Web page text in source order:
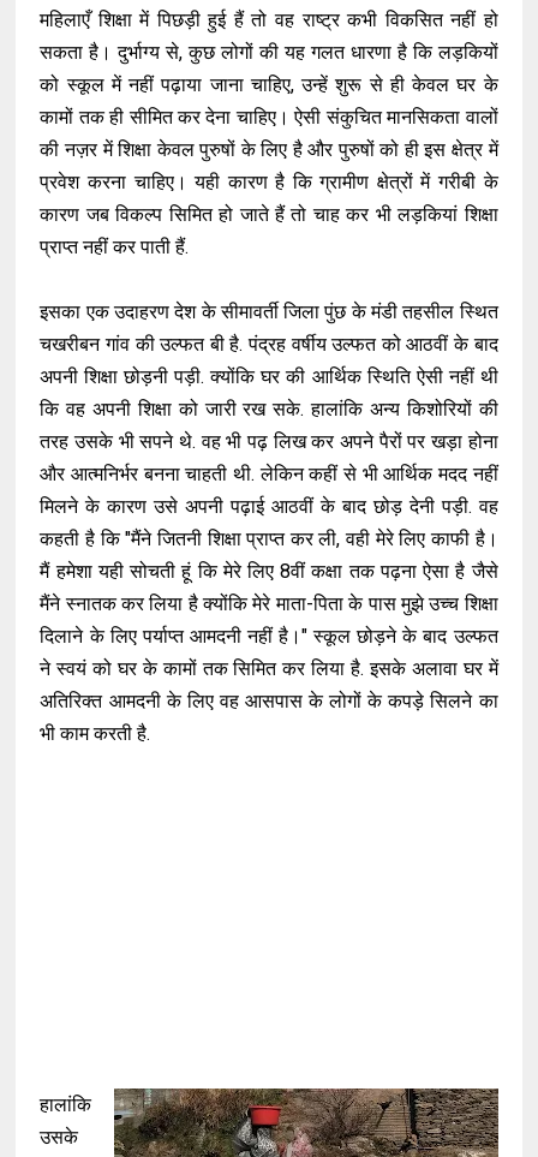
महिलाएँ शिक्षा में पिछड़ी हुई हैं तो वह राष्ट्र कभी विकसित नहीं हो
सकता है। दुर्भाग्य से, कुछ लोगों की यह गलत धारणा है कि लड़कियों
को स्कूल में नहीं पढ़ाया जाना चाहिए, उन्हें शुरू से ही केवल घर के
कामों तक ही सीमित कर देना चाहिए। ऐसी संकुचित मानसिकता वालों
की नज़र में शिक्षा केवल पुरुषों के लिए है और पुरुषों को ही इस क्षेत्र में
प्रवेश करना चाहिए। यही कारण है कि ग्रामीण क्षेत्रों में गरीबी के
कारण जब विकल्प सिमित हो जाते हैं तो चाह कर भी लड़कियां शिक्षा
प्राप्त नहीं कर पाती हैं.
इसका एक उदाहरण देश के सीमावर्ती जिला पुंछ के मंडी तहसील स्थित
चखरीबन गांव की उल्फत बी है. पंद्रह वर्षीय उल्फत को आठवीं के बाद
अपनी शिक्षा छोड़नी पड़ी. क्योंकि घर की आर्थिक स्थिति ऐसी नहीं थी
कि वह अपनी शिक्षा को जारी रख सके. हालांकि अन्य किशोरियों की
तरह उसके भी सपने थे. वह भी पढ़ लिख कर अपने पैरों पर खड़ा होना
और आत्मनिर्भर बनना चाहती थी. लेकिन कहीं से भी आर्थिक मदद नहीं
मिलने के कारण उसे अपनी पढ़ाई आठवीं के बाद छोड़ देनी पड़ी. वह
कहती है कि "मैंने जितनी शिक्षा प्राप्त कर ली, वही मेरे लिए काफी है।
मैं हमेशा यही सोचती हूं कि मेरे लिए 8वीं कक्षा तक पढ़ना ऐसा है जैसे
मैंने स्नातक कर लिया है क्योंकि मेरे माता-पिता के पास मुझे उच्च शिक्षा
दिलाने के लिए पर्याप्त आमदनी नहीं है।" स्कूल छोड़ने के बाद उल्फत
ने स्वयं को घर के कामों तक सिमित कर लिया है. इसके अलावा घर में
अतिरिक्त आमदनी के लिए वह आसपास के लोगों के कपड़े सिलने का
भी काम करती है.
हालांकि
उसके